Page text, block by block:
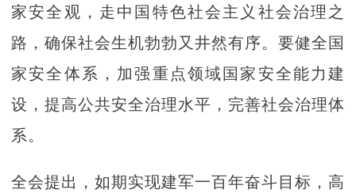
家安全观，走中国特色社会主义社会治理之
路，确保社会生机勃勃又井然有序。要健全国
家安全体系，加强重点领域国家安全能力建
设，提高公共安全治理水平，完善社会治理体
系。
全会提出，如期实现建军一百年奋斗目标，高